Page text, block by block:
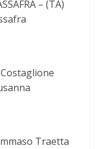
– (TA)
Traetta